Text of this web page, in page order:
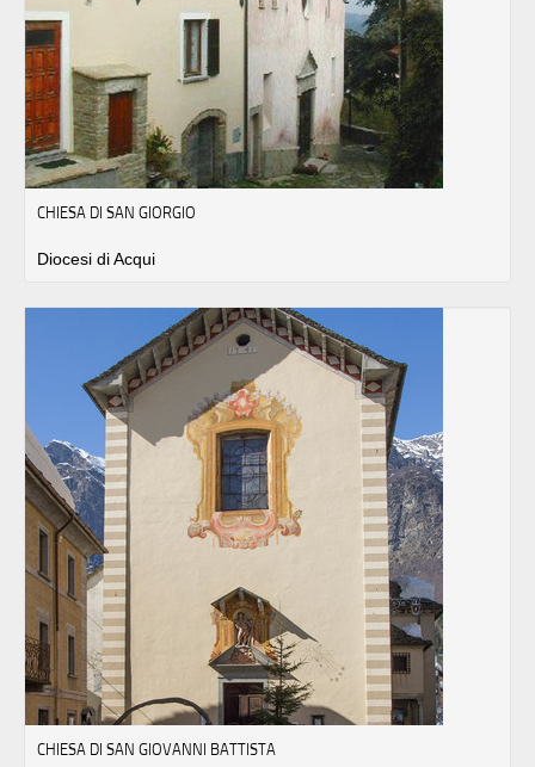
CHIESA DI SAN GIORGIO
Diocesi di Acqui
CHIESA DI SAN GIOVANNI BATTISTA